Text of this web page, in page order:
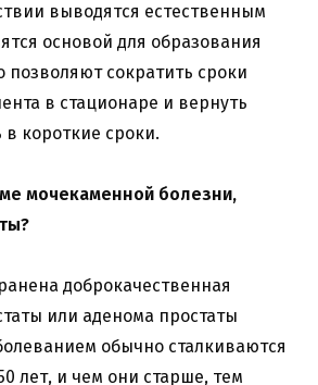
выводятся естественным
основой для образования
позволяют сократить сроки
в стационаре и вернуть
в короткие сроки.
мочекаменной болезни,
доброкачественная
или аденома простаты
обычно сталкиваются
лет, и чем они старше, тем